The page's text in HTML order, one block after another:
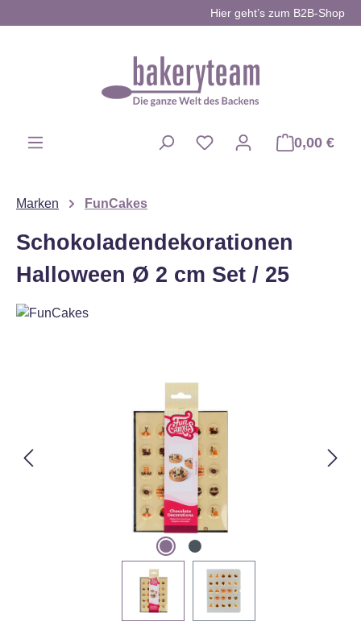
Hier geht’s zum B2B-Shop
0,00 €
Marken FunCakes
Schokoladendekorationen
Halloween Ø 2 cm Set / 25